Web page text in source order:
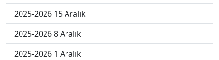
2025-2026 15 Aralık
2025-2026 8 Aralık
2025-2026 1 Aralık